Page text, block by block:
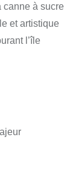
canne à sucre
et artistique
l’île